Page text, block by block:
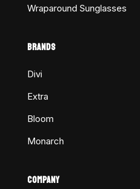
Wraparound Sunglasses
BRANDS
Divi
Extra
Bloom
Monarch
COMPANY